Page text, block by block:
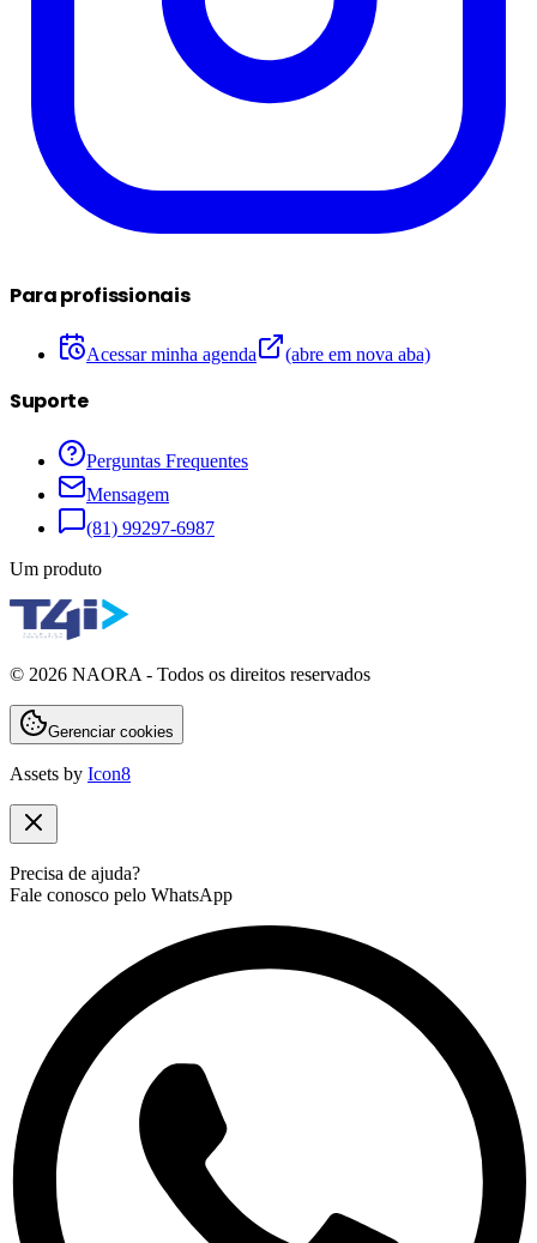
Para profissionais
Acessar minha agenda (abre em nova aba)
Suporte
Perguntas Frequentes
Mensagem
(81) 99297-6987
Um produto
© 2026 NAORA - Todos os direitos reservados
Gerenciar cookies
Assets by Icon8
Precisa de ajuda?
Fale conosco pelo WhatsApp